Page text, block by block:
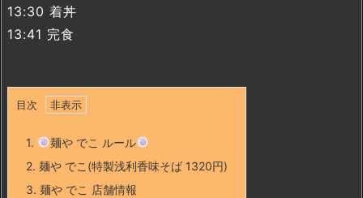
13:30 着丼
13:41 完食
目次
1.
麺や でこ ルール
2. 麺や でこ(特製浅利香味そば 1320円)
3. 麺や でこ 店舗情報